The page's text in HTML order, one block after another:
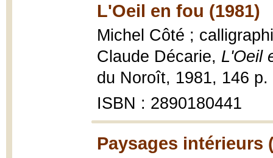
L'Oeil en fou (1981)
Michel Côté ;
Claude Décarie, L'Oeil
du Noroît, 1981, 146
ISBN : 2890180441
Paysages intérieurs